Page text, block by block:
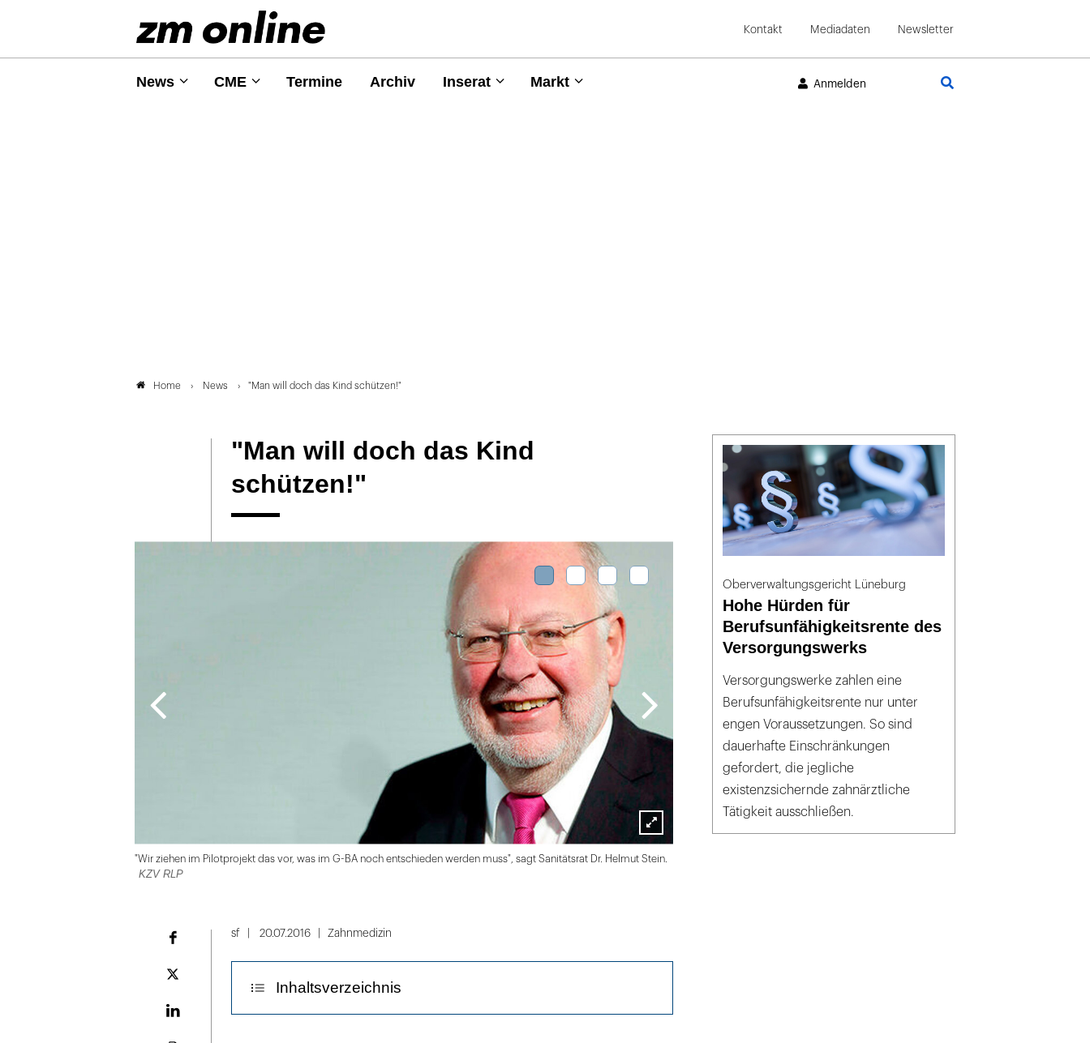
Kontakt Mediadaten Newsletter
News CME Termine Archiv Inserat Markt Anmelden
Home News "Man will doch das Kind schützen!"
"Man will doch das Kind
schützen!"
Lightbox
öffnen
"Wir ziehen im Pilotprojekt das vor, was im G-BA noch entschieden werden muss", sagt Sanitätsrat Dr. Helmut Stein.
KZV RLP
Plattform
sf 20.07.2016 Zahnmedizin
Inhaltsverzeichnis
Oberverwaltungsgericht Lüneburg
Hohe Hürden für
Berufsunfähigkeitsrente des
Versorgungswerks
Versorgungswerke zahlen eine
Berufsunfähigkeitsrente nur unter
engen Voraussetzungen. So sind
dauerhafte Einschränkungen
gefordert, die jegliche
existenzsichernde zahnärztliche
Tätigkeit ausschließen.